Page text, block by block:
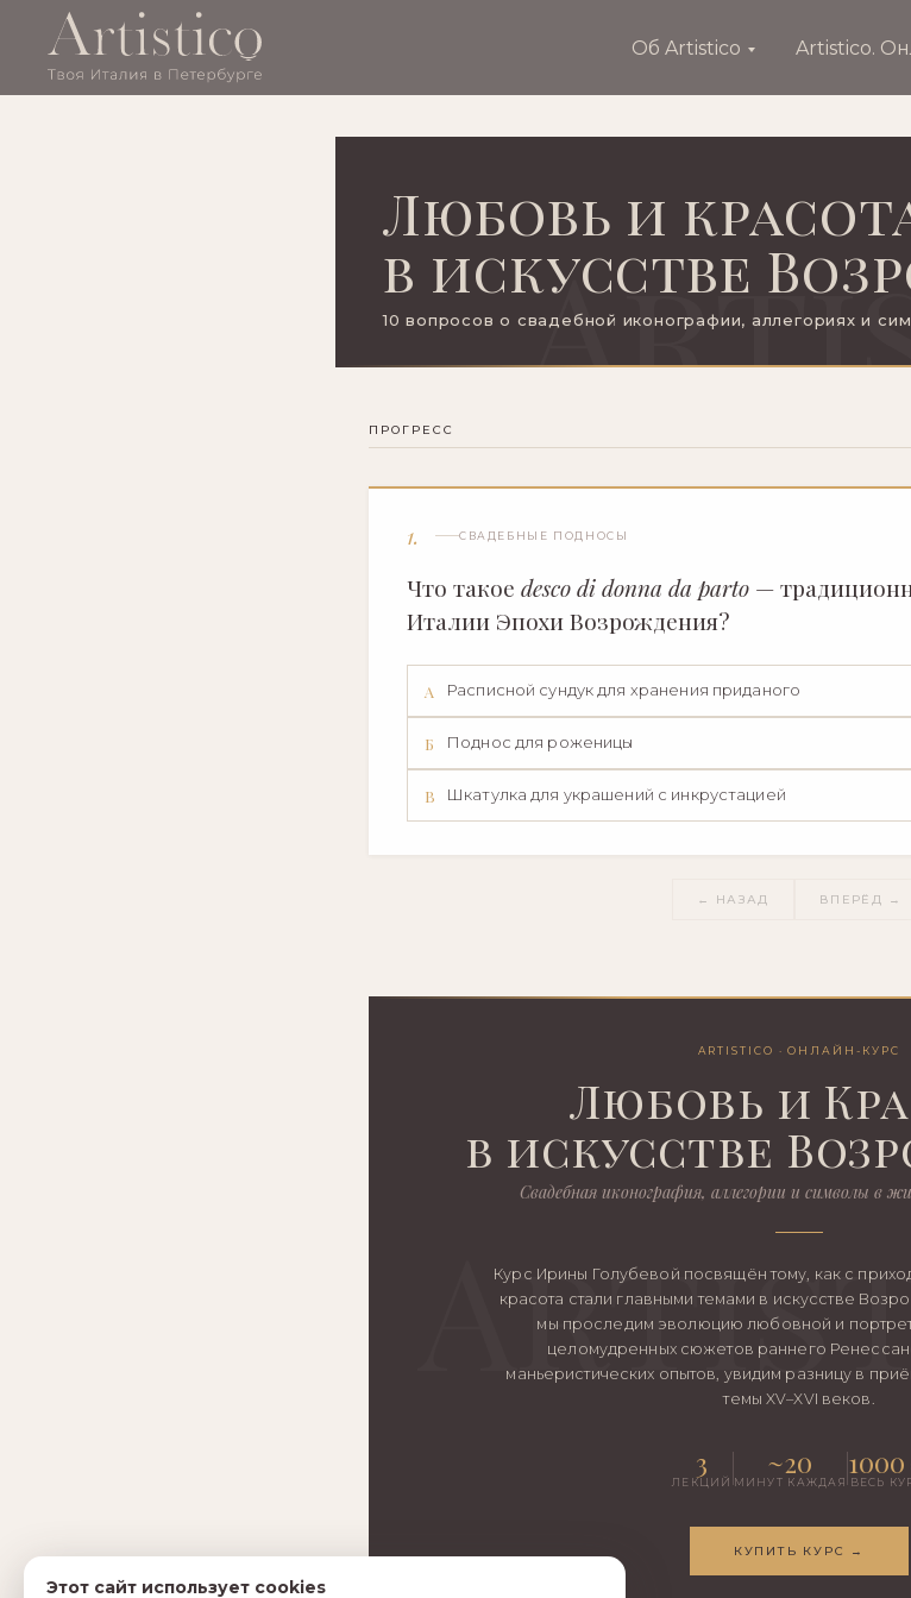
Об Artistico Artistico.
Этот сайт использует cookies
Любовь и
в искусстве
10 вопросов о свадебной иконографии, аллегориях и
ПРОГРЕСС
1. СВАДЕБНЫЕ ПОДНОСЫ
Что такое desco di donna da parto —
Италии Эпохи Возрождения?
А Расписной сундук для хранения приданого
Б Поднос для роженицы
В Шкатулка для украшений с инкрустацией
← НАЗАД ВПЕРЁД →
ARTISTICO · ОНЛАЙН-КУРС
Любовь и
в искусстве
Свадебная иконография, аллегории и символы в
Курс Ирины Голубевой посвящён тому, как с
красота стали главными темами в искусстве
мы проследим эволюцию любовной и
целомудренных сюжетов раннего
маньеристических опытов, увидим разницу в
темы XV–XVI веков.
3
ЛЕКЦИЙ
~20
МИНУТ КАЖДАЯ
1000
ВЕСЬ
КУПИТЬ КУРС →